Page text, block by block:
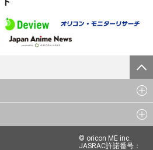
© oricon ME inc.
JASRAC許諾番号：